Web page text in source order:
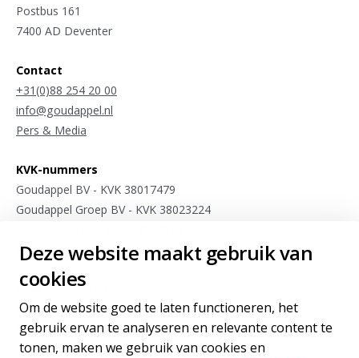
Deze website maakt gebruik van
cookies
Om de website goed te laten functioneren, het
gebruik ervan te analyseren en relevante content te
tonen, maken we gebruik van cookies en
Postbus 161
7400 AD Deventer
Contact
+31(0)88 254 20 00
info@goudappel.nl
Pers & Media
KVK-nummers
Goudappel BV - KVK 38017479
Goudappel Groep BV - KVK 38023224
Meet4research BV - KVK 75963175
Stay connected
Meld je aan voor sporadische updates van onze experts op
het gebied van internationale mobiliteit